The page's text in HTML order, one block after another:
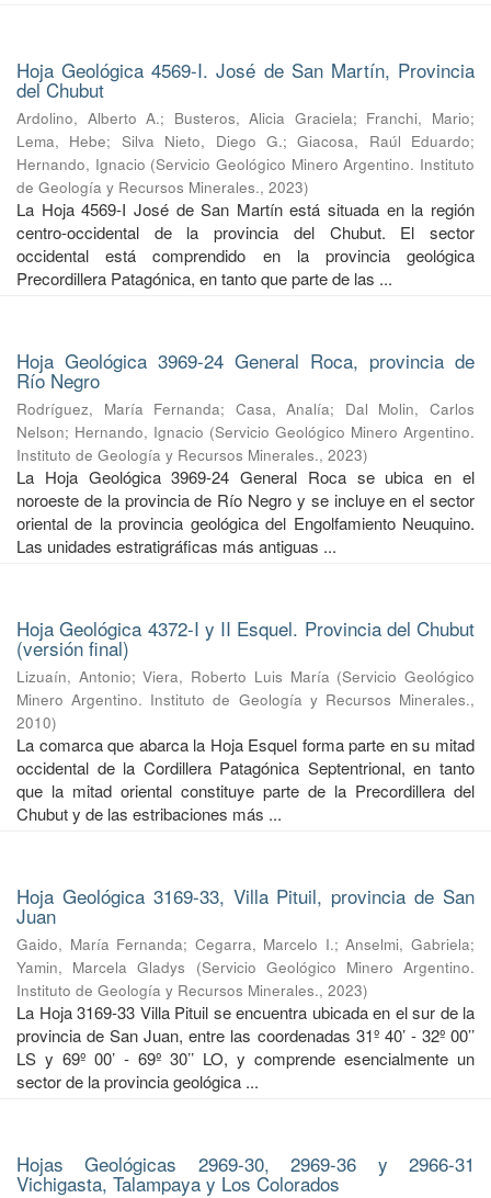
Hoja Geológica 4569-I. José de San Martín, Provincia
del Chubut
Ardolino, Alberto A.; Busteros, Alicia Graciela; Franchi, Mario;
Lema, Hebe; Silva Nieto, Diego G.;Giacosa, Raúl Eduardo;
Hernando, Ignacio (Servicio Geológico Minero Argentino. Instituto
de Geología y Recursos Minerales., 2023)
La Hoja 4569-I José de San Martín está situada en la región
centro-occidental de la provincia del Chubut. El sector
occidental está comprendido en la provincia geológica
Precordillera Patagónica, en tanto que parte de las ...
Hoja Geológica 3969-24 General Roca, provincia de
Río Negro
Rodríguez, María Fernanda; Casa, Analía; Dal Molin, Carlos
Nelson; Hernando, Ignacio (Servicio Geológico Minero Argentino.
Instituto de Geología y Recursos Minerales., 2023)
La Hoja Geológica 3969-24 General Roca se ubica en el
noroeste de la provincia de Río Negro y se incluye en el sector
oriental de la provincia geológica del Engolfamiento Neuquino.
Las unidades estratigráficas más antiguas ...
Hoja Geológica 4372-I y II Esquel. Provincia del Chubut
(versión final)
Lizuaín, Antonio;Viera, Roberto Luis María (Servicio Geológico
Minero Argentino. Instituto de Geología y Recursos Minerales.,
2010)
La comarca que abarca la Hoja Esquel forma parte en su mitad
occidental de la Cordillera Patagónica Septentrional, en tanto
que la mitad oriental constituye parte de la Precordillera del
Chubut y de las estribaciones más ...
Hoja Geológica 3169-33, Villa Pituil, provincia de San
Juan
Gaido, María Fernanda; Cegarra, Marcelo I.;Anselmi, Gabriela;
Yamin, Marcela Gladys
(Servicio Geológico Minero Argentino.
Instituto de Geología y Recursos Minerales., 2023)
La Hoja 3169-33 Villa Pituil se encuentra ubicada en el sur de la
provincia de San Juan, entre las coordenadas 31º 40’ - 32º 00’’
LS y 69º 00’ - 69º 30’’ LO, y comprende esencialmente un
sector de la provincia geológica ...
Hojas Geológicas 2969-30, 2969-36 y 2966-31
Vichigasta, Talampaya y Los Colorados